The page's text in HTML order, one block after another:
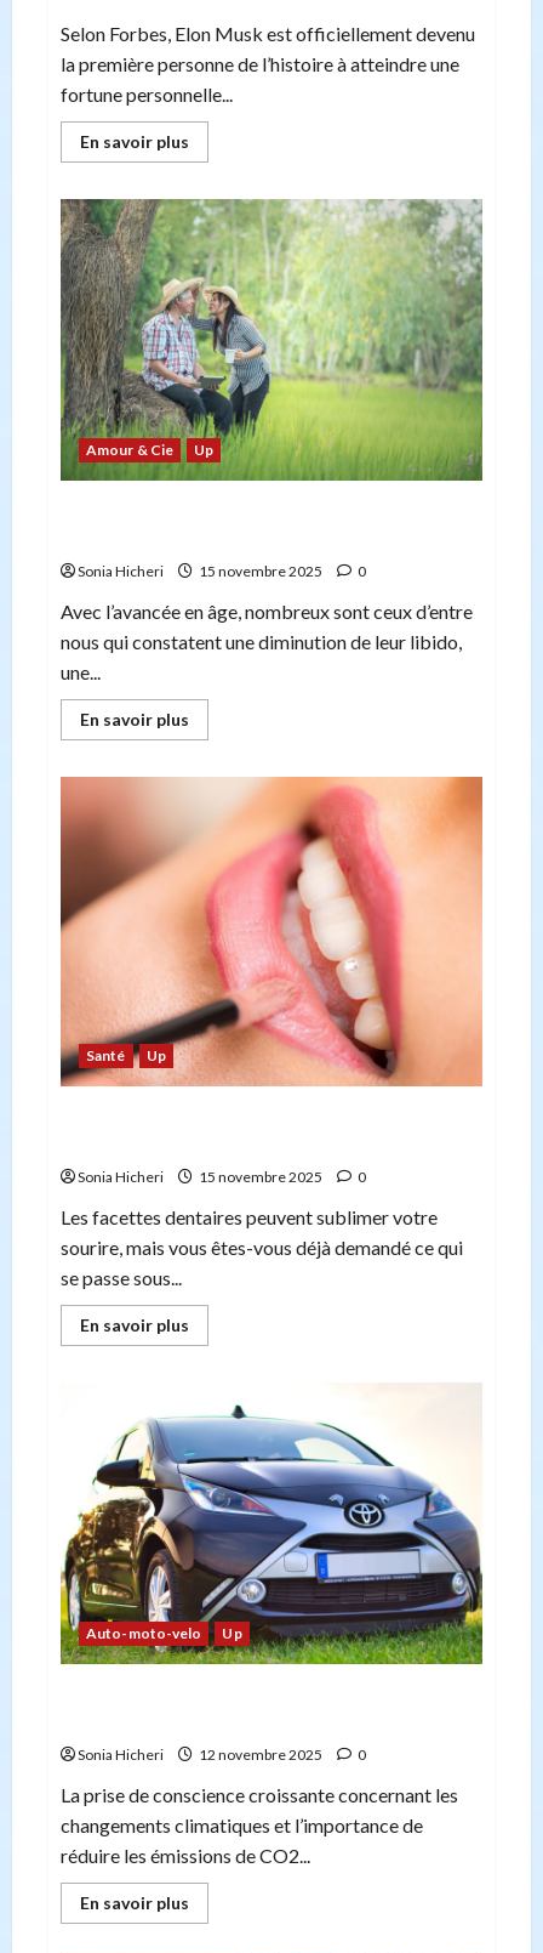
Selon Forbes, Elon Musk est officiellement devenu
la première personne de l’histoire à atteindre une
fortune personnelle...
En savoir plus
savoir
Elon
Musk
franchit
la
barre
des
500
milliards
de
dollars
:
un
record
sans
précédent
Amour & Cie Up
Sonia Hicheri 15 novembre 2025 0
Avec l’avancée en âge, nombreux sont ceux d’entre
nous qui constatent une diminution de leur libido,
une...
En savoir plus
savoir
terrestris
retrouver
vitalité
et
bien-
être
après
40
ans
Santé Up
Sonia Hicheri 15 novembre 2025 0
Les facettes dentaires peuvent sublimer votre
sourire, mais vous êtes-vous déjà demandé ce qui
se passe sous...
En savoir plus
savoir
passe-
t-
il
pour
vos
dents
naturelles
sous
les
facettes
dentaires
Auto-moto-velo Up
Sonia Hicheri 12 novembre 2025 0
La prise de conscience croissante concernant les
changements climatiques et l’importance de
réduire les émissions de CO2...
En savoir plus
savoir